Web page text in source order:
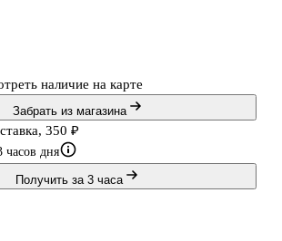
наличие на карте
Забрать из магазина
350 ₽
часов дня
Получить за 3 часа